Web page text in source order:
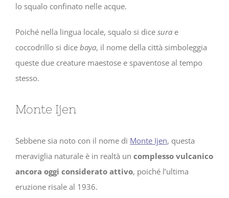
lo squalo confinato nelle acque.
Poiché nella lingua locale, squalo si dice sura e
coccodrillo si dice baya, il nome della città simboleggia
queste due creature maestose e spaventose al tempo
stesso.
Monte Ijen
Sebbene sia noto con il nome di Monte Ijen, questa
meraviglia naturale è in realtà un complesso vulcanico
ancora oggi considerato attivo, poiché l’ultima
eruzione risale al 1936.